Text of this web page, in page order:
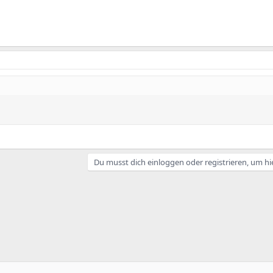
Du musst dich einloggen oder registrieren, um